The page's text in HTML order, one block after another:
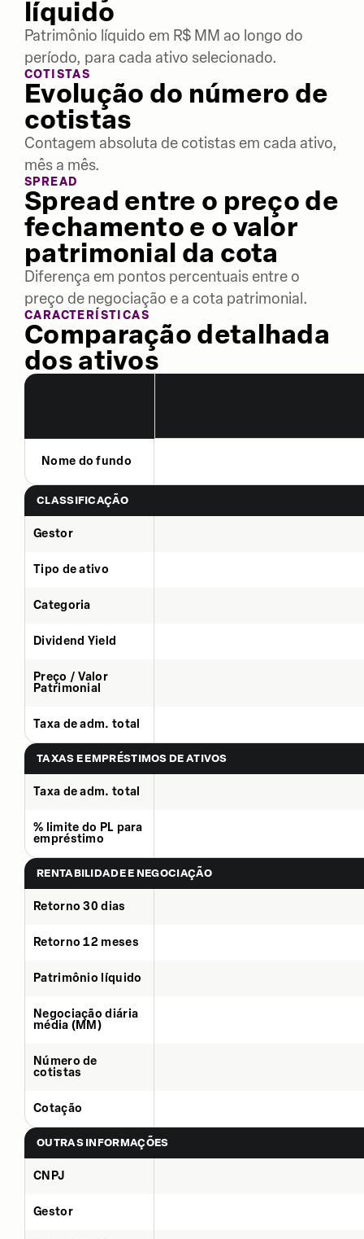
líquido
Patrimônio líquido em R$ MM ao longo do
período, para cada ativo selecionado.
COTISTAS
Evolução do número de
cotistas
Contagem absoluta de cotistas em cada ativo,
mês a mês.
SPREAD
Spread entre o preço de
fechamento e o valor
patrimonial da cota
Diferença em pontos percentuais entre o
preço de negociação e a cota patrimonial.
CARACTERÍSTICAS
Comparação detalhada
dos ativos
Nome do fundo
CLASSIFICAÇÃO
Gestor
Tipo de ativo
Categoria
Dividend Yield
Preço / Valor
Patrimonial
Taxa de adm. total
TAXAS E EMPRÉSTIMOS DE ATIVOS
Taxa de adm. total
% limite do PL para
empréstimo
RENTABILIDADE E NEGOCIAÇÃO
Retorno 30 dias
Retorno 12 meses
Patrimônio líquido
Negociação diária
média (MM)
Número de
cotistas
Cotação
OUTRAS INFORMAÇÕES
CNPJ
Gestor